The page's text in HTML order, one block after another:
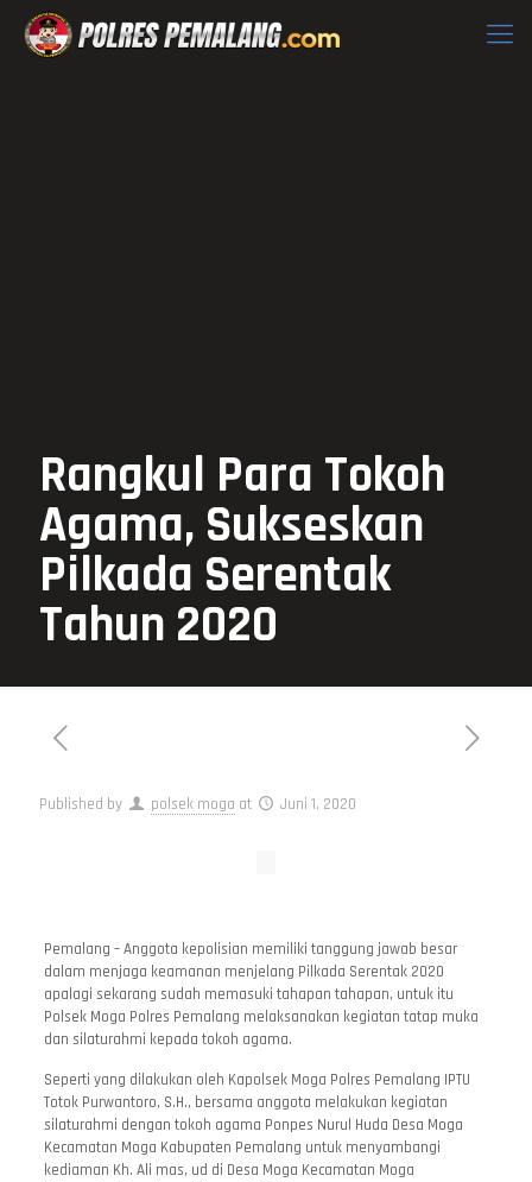
Rangkul Para Tokoh
Agama, Sukseskan
Pilkada Serentak
Tahun 2020
Published by polsek moga at Juni 1, 2020
Pemalang – Anggota kepolisian memiliki tanggung jawab besar
dalam menjaga keamanan menjelang Pilkada Serentak 2020
apalagi sekarang sudah memasuki tahapan tahapan, untuk itu
Polsek Moga Polres Pemalang melaksanakan kegiatan tatap muka
dan silaturahmi kepada tokoh agama.
Seperti yang dilakukan oleh Kapolsek Moga Polres Pemalang IPTU
Totok Purwantoro, S.H., bersama anggota melakukan kegiatan
silaturahmi dengan tokoh agama Ponpes Nurul Huda Desa Moga
Kecamatan Moga Kabupaten Pemalang untuk menyambangi
kediaman Kh. Ali mas, ud di Desa Moga Kecamatan Moga